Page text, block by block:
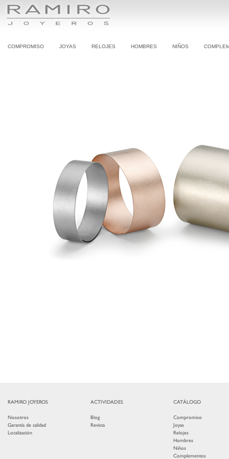
COMPROMISO JOYAS RELOJES HOMBRES NIÑOS
RAMIRO JOYEROS
Nosotros
Garantía de calidad
Localización
ACTIVIDADES
Blog
Revista
CATÁLOGO
Compromiso
Joyas
Relojes
Hombres
Niños
Complementos